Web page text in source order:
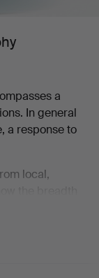
a
In general
a response to
local,
Karin